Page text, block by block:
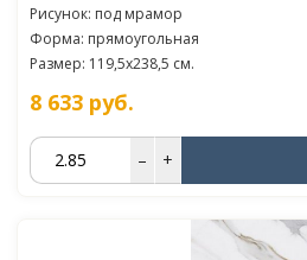
Рисунок: под мрамор
Форма: прямоугольная
Размер: 119,5x238,5 см.
8 633 руб.
– +